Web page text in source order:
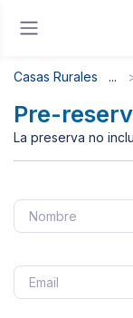
Casas Rurales
Pre-
La preserva no